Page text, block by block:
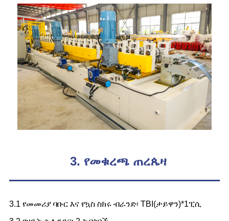
3. የመቁረጫ ጠረጴዛ
3.1 የመመሪያ ባቡር እና የኳስ ስክሩ ብራንድ፡ TBI(ታይዋን)*1ፒሲ